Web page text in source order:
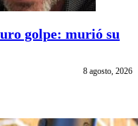
golpe: murió su
8 agosto, 2026